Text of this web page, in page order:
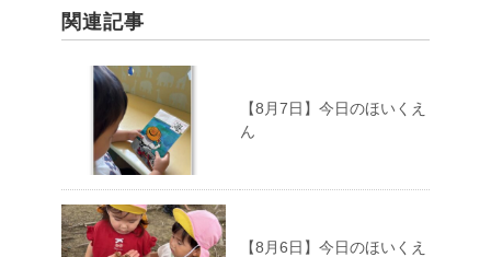
関連記事
【8月7日】今日のほいくえ
ん
【8月6日】今日のほいくえ